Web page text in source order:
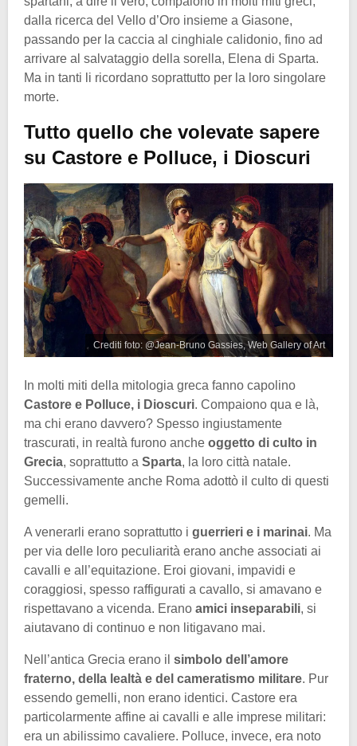
dalla ricerca del Vello d’Oro insieme a Giasone,
passando per la caccia al cinghiale calidonio, fino ad
arrivare al salvataggio della sorella, Elena di Sparta.
Ma in tanti li ricordano soprattutto per la loro singolare
morte.
Tutto quello che volevate sapere
su Castore e Polluce, i Dioscuri
Crediti foto: @Jean-Bruno Gassies, Web Gallery of Art
In molti miti della mitologia greca fanno capolino
Castore e Polluce, i Dioscuri. Compaiono qua e là,
ma chi erano davvero? Spesso ingiustamente
trascurati, in realtà furono anche oggetto di culto in
Grecia, soprattutto a Sparta, la loro città natale.
Successivamente anche Roma adottò il culto di questi
gemelli.
A venerarli erano soprattutto i guerrieri e i marinai. Ma
per via delle loro peculiarità erano anche associati ai
cavalli e all’equitazione. Eroi giovani, impavidi e
coraggiosi, spesso raffigurati a cavallo, si amavano e
rispettavano a vicenda. Erano amici inseparabili, si
aiutavano di continuo e non litigavano mai.
Nell’antica Grecia erano il simbolo dell’amore
fraterno, della lealtà e del cameratismo militare. Pur
essendo gemelli, non erano identici. Castore era
particolarmente affine ai cavalli e alle imprese militari:
era un abilissimo cavaliere. Polluce, invece, era noto